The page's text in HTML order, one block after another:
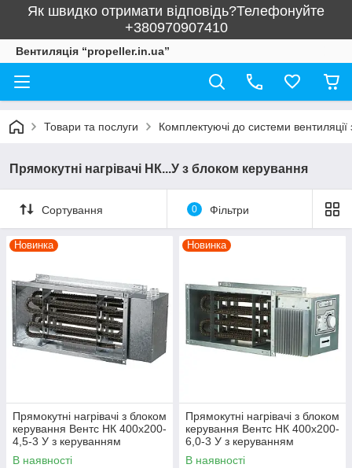
Як швидко отримати відповідь?Телефонуйте
+380970907410
Вентиляція “propeller.in.ua”
Товари та послуги Комплектуючі до системи вентиляції
Прямокутні нагрівачі НК...У з блоком керування
Сортування 0 Фільтри
Новинка
Прямокутні нагрівачі з блоком
керування Вентс НК 400х200-
4,5-3 У з керуванням
В наявності
Новинка
Прямокутні нагрівачі з блоком
керування Вентс НК 400х200-
6,0-3 У з керуванням
В наявності